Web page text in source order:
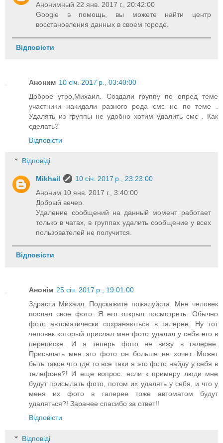
Анонимный 22 янв. 2017 г., 20:42:00
Google в помощь, вы можете найти центр
восстановления данных в своем городе.
Відповісти
Аноним 10 січ. 2017 р., 03:40:00
Доброе утро,Михаил. Создали группу по опред теме
участники накидали разного рода смс не по теме .
Удалять из группы не удобно хотим удалить смс . Как
сделать?
Відповісти
Відповіді
Mikhail
10 січ. 2017 р., 23:23:00
Аноним 10 янв. 2017 г., 3:40:00
Добрый вечер.
Удаление сообщений на данный момент работает
только в чатах, в группах удалить сообщение у всех
пользователей не получится.
Відповісти
Анонім 25 січ. 2017 р., 19:01:00
Здрасти Михаил. Подскажите пожалуйста. Мне человек
послал свое фото. Я его открыл посмотреть. Обычно
фото автоматически сохраняються в галерее. Ну тот
человек который прислал мне фото удалил у себя его в
переписке. И я теперь фото не вижу в галерее.
Присылать мне это фото он больше не хочет. Может
быть такое что где то все таки я это фото найду у себя в
телефоне?! И еще вопрос: если к примеру люди мне
будут присылать фото, потом их удалять у себя, и что у
меня их фото в галерее тоже автоматом будут
удаляться?! Заранее спасибо за ответ!!
Відповісти
Відповіді